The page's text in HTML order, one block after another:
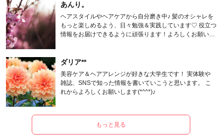
あんり。
ヘアスタイルやヘアケアから自分磨き中♪ 髪のオシャレを
もっと楽しめるよう、日々勉強＆実践しています♡ 役立つ
情報をお届けできるように頑張ります！よろしくお願いし
ダリア**
美容ケア＆ヘアアレンジが好きな大学生です！ 実体験や
雑誌、SNSで知った情報を書いていこうと思います。 こ
れからよろしくお願いします(*^^*)♪
もっと見る